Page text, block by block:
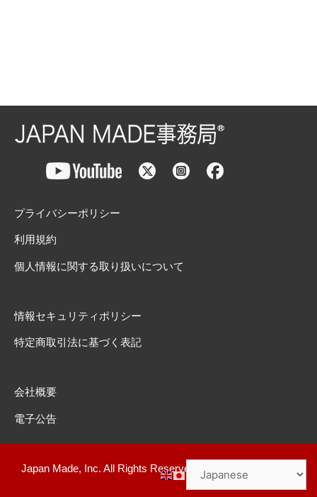
プライバシーポリシー
利用規約
個人情報に関する取り扱いについて
情報セキュリティポリシー
特定商取引法に基づく表記
会社概要
電子公告
Japan Made, Inc. All Rights Reserved.